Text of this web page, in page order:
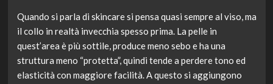
Quando si parla di skincare si pensa quasi sempre al viso, ma
il collo in realtà invecchia spesso prima. La pelle in
quest’area è più sottile, produce meno sebo e ha una
struttura meno “protetta”, quindi tende a perdere tono ed
elasticità con maggiore facilità. A questo si aggiungono